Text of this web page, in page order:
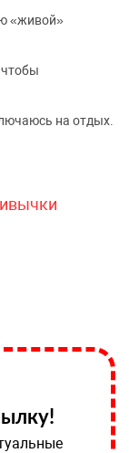
«живой»
на отдых.